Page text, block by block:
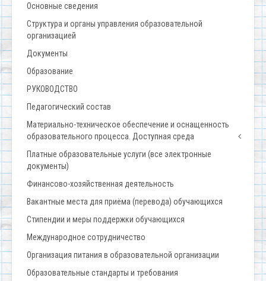
Основные сведения
Структура и органы управления образовательной
организацией
Документы
Образование
РУКОВОДСТВО
Педагогический состав
Материально-техническое обеспечение и оснащенность
образовательного процесса. Доступная среда
Платные образовательные услуги (все электронные
документы)
Финансово-хозяйственная деятельность
Вакантные места для приёма (перевода) обучающихся
Стипендии и меры поддержки обучающихся
Международное сотрудничество
Организация питания в образовательной организации
Образовательные стандарты и требования